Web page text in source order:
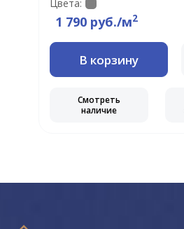
Цвета:
1 790 руб./м2
В корзину
Смотреть
наличие